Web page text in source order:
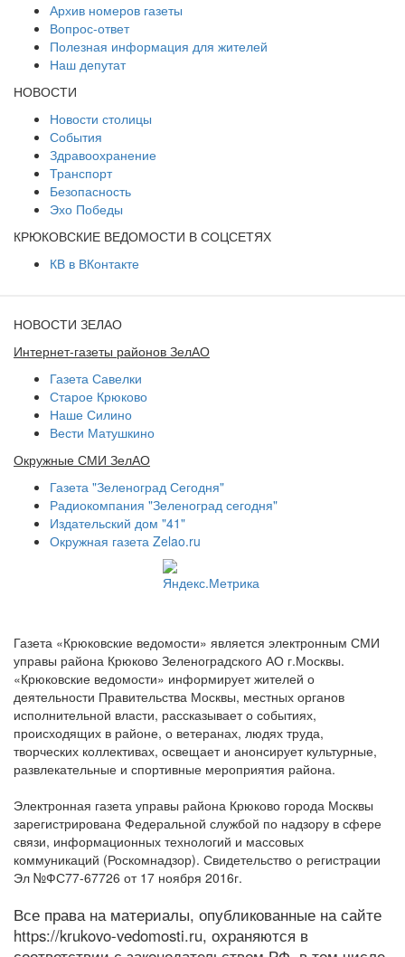
Архив номеров газеты
Вопрос-ответ
Полезная информация для жителей
Наш депутат
НОВОСТИ
Новости столицы
События
Здравоохранение
Транспорт
Безопасность
Эхо Победы
КРЮКОВСКИЕ ВЕДОМОСТИ В СОЦСЕТЯХ
КВ в ВКонтакте
НОВОСТИ ЗЕЛАО
Интернет-газеты районов ЗелАО
Газета Савелки
Старое Крюково
Наше Силино
Вести Матушкино
Окружные СМИ ЗелАО
Газета "Зеленоград Сегодня"
Радиокомпания "Зеленоград сегодня"
Издательский дом "41"
Окружная газета Zelao.ru
Газета «Крюковские ведомости» является электронным СМИ
управы района Крюково Зеленоградского АО г.Москвы.
«Крюковские ведомости» информирует жителей о
деятельности Правительства Москвы, местных органов
исполнительной власти, рассказывает о событиях,
происходящих в районе, о ветеранах, людях труда,
творческих коллективах, освещает и анонсирует культурные,
развлекательные и спортивные мероприятия района.
Электронная газета управы района Крюково города Москвы
зарегистрирована Федеральной службой по надзору в сфере
связи, информационных технологий и массовых
коммуникаций (Роскомнадзор). Свидетельство о регистрации
Эл №ФС77-67726 от 17 ноября 2016г.
Все права на материалы, опубликованные на сайте
https://krukovo-vedomosti.ru, охраняются в